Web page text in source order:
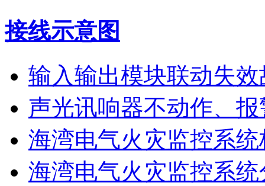
接线示意图
输入输出模块联动失效
声光讯响器不动作、
海湾电气火灾监控系
海湾电气火灾监控系